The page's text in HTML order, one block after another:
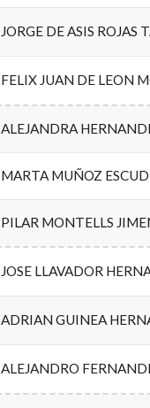
JORGE DE ASIS ROJAS
FELIX JUAN DE LEON
ALEJANDRA
MARTA MUÑOZ
PILAR MONTELLS
JOSE LLAVADOR
ADRIAN GUINEA
ALEJANDRO